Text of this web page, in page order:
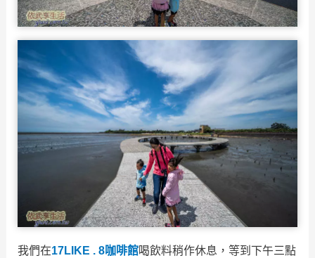
我們在17LIKE . 8咖啡館喝飲料稍作休息，等到下午三點